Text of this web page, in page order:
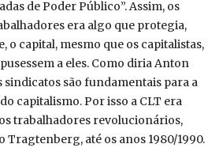
de Poder Público”. Assim, os
era algo que protegia,
o capital, mesmo que os capitalistas,
a eles. Como diria Anton
sindicatos são fundamentais para a
capitalismo. Por isso a CLT era
trabalhadores revolucionários,
Tragtenberg, até os anos 1980/1990.